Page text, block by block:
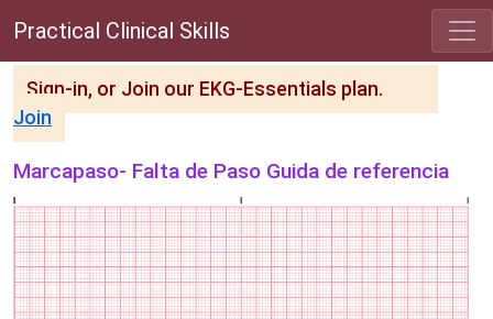
Practical Clinical Skills
Sign-in, or Join our EKG-Essentials plan.
Join
Marcapaso- Falta de Paso Guida de referencia